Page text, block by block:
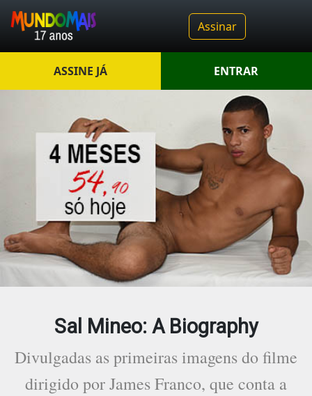
Assinar
ASSINE JÁ ENTRAR
Sal Mineo: A Biography
Divulgadas as primeiras imagens do filme
dirigido por James Franco, que conta a